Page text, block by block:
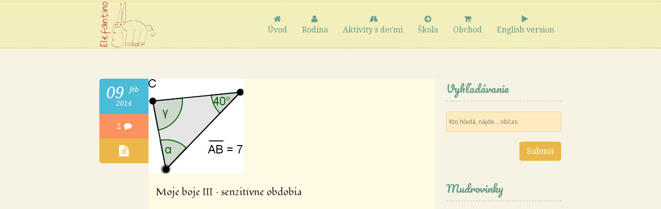
Úvod Rodina Aktivity s deťmi Škola Obchod English version
09
feb
2014
2
Moje boje III – senzitívne obdobia
Vyhľadávanie
Mudrovinky